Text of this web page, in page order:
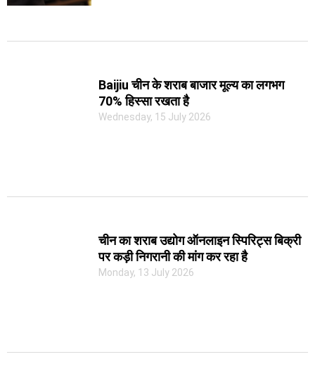
Baijiu चीन के शराब बाजार मूल्य का लगभग
70% हिस्सा रखता है
Wednesday, 15 July 2026
चीन का शराब उद्योग ऑनलाइन स्पिरिट्स बिक्री
पर कड़ी निगरानी की मांग कर रहा है
Monday, 13 July 2026